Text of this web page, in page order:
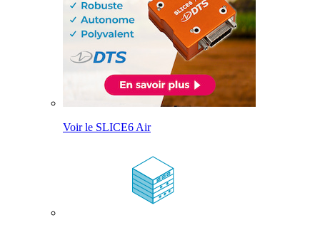
Voir le SLICE6 Air